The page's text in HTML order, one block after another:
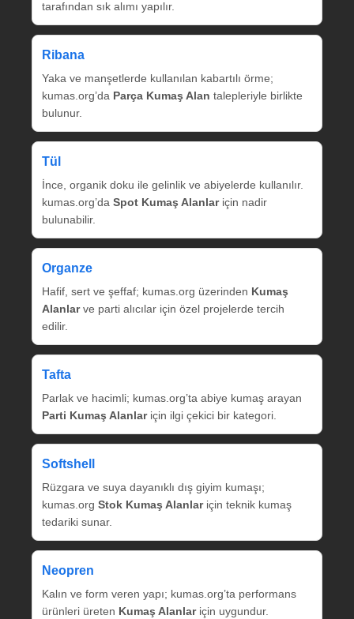
tarafından sık alımı yapılır.
Ribana
Yaka ve manşetlerde kullanılan kabartılı örme;
kumas.org’da Parça Kumaş Alan talepleriyle birlikte
bulunur.
Tül
İnce, organik doku ile gelinlik ve abiyelerde kullanılır.
kumas.org’da Spot Kumaş Alanlariçin nadir
bulunabilir.
Organze
Hafif, sert ve şeffaf; kumas.org üzerinden Kumaş
Alanlarve parti alıcılar için özel projelerde tercih
edilir.
Tafta
Parlak ve hacimli; kumas.org’ta abiye kumaş arayan
Parti Kumaş Alanlariçin ilgi çekici bir kategori.
Softshell
Rüzgara ve suya dayanıklı dış giyim kumaşı;
kumas.org Stok Kumaş Alanlariçin teknik kumaş
tedariki sunar.
Neopren
Kalın ve form veren yapı; kumas.org’ta performans
ürünleri üreten Kumaş Alanlariçin uygundur.